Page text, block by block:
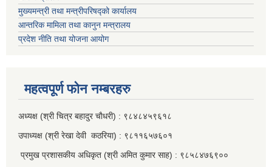
मुख्यमन्त्री तथा मन्त्रीपरिषद्को कार्यालय
आन्तरिक मामिला तथा कानुन मन्त्रालय
प्रदेश नीति तथा योजना आयोग
महत्वपूर्ण फाेन नम्बरहरु
अध्यक्ष (श्री चित्र बहादुर चाैधरी) : ९८४८४५९६१८
उपाध्यक्ष (श्री रेखा देवी कठरिया) : ९८११६५७६०१
प्रमुख प्रशासकीय अधिकृत (श्री अमित कुमार साह) : ९८५८४७६९००